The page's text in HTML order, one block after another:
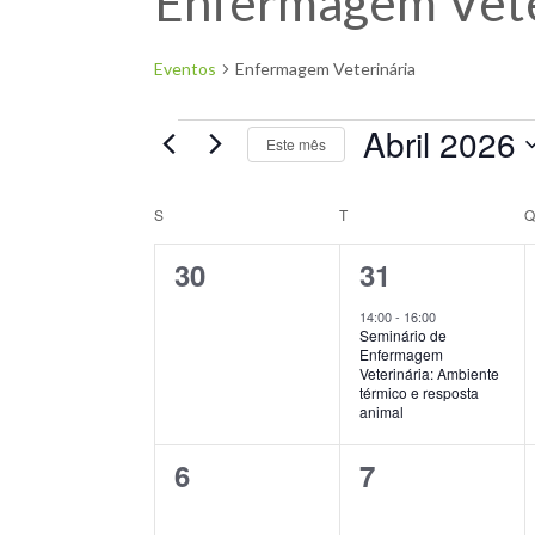
Eventos Enfermagem Veterinária
Este mês Abril 2026
data.
Calendário
de
S T Q
0
30
1
evento,
31
14:00- 16:00
Seminário de
Enfermagem
Veterinária: Ambiente
térmico e resposta
animal
0
6
0
7